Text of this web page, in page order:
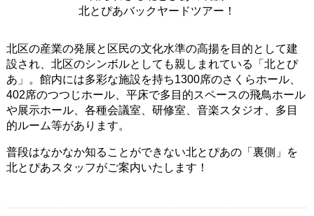
北区の産業の発展と区民の文化水準の高揚を目的として建
設され、北区のシンボルとしても親しまれている「北とぴ
あ」。館内には多彩な施設を持ち1300席のさくらホール、
402席のつつじホール、平床で多目的スペースの飛鳥ホール
や展示ホール、各種会議室、研修室、音楽スタジオ、多目
的ルーム等があります。
普段はなかなか知ることができない北とぴあの「裏側」を
北とぴあスタッフがご案内いたします！